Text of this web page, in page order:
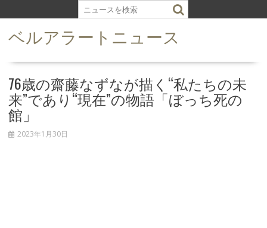
k
ベルアラートニュース
76歳の齋藤なずなが描く“私たちの未
来”であり“現在”の物語「ぼっち死の
館」
2023年1月30日